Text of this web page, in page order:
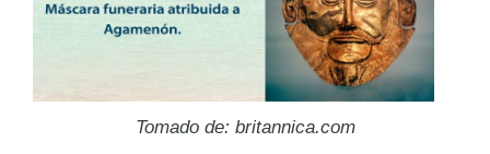
Tomado de: britannica.com